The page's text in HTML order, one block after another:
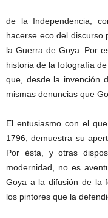
de la Independencia,
hacerse eco del discurso
la Guerra de Goya. Por
historia de la fotografía
que, desde la invención
mismas denuncias que
El entusiasmo con el
1796, demuestra su
Por ésta, y otras
modernidad, no es
Goya a la difusión de la
los pintores que la